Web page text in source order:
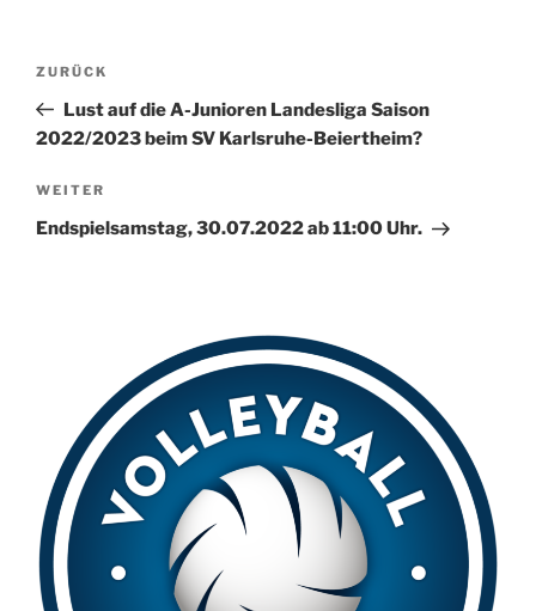
e
r
n
t
i
Beitragsnavigation
Vorheriger
Beitrag
ZURÜCK
Lust auf die A-Junioren Landesliga Saison
2022/2023 beim SV Karlsruhe-Beiertheim?
Nächster
Beitrag
WEITER
Endspielsamstag, 30.07.2022 ab 11:00 Uhr.